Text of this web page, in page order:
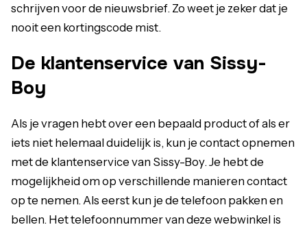
schrijven voor de nieuwsbrief. Zo weet je zeker dat je
nooit een kortingscode mist.
De klantenservice van Sissy-
Boy
Als je vragen hebt over een bepaald product of als er
iets niet helemaal duidelijk is, kun je contact opnemen
met de klantenservice van Sissy-Boy. Je hebt de
mogelijkheid om op verschillende manieren contact
op te nemen. Als eerst kun je de telefoon pakken en
bellen. Het telefoonnummer van deze webwinkel is